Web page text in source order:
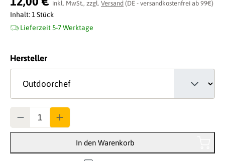
inkl. MwSt., zzgl. Versand (DE - versandkostenfrei ab 99€)
Inhalt: 1 Stück
Lieferzeit 5-7 Werktage
Herstellerauswählen
In den Warenkorb